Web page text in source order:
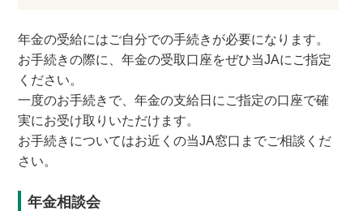
年金の受給にはご自分での手続きが必要になります。
お手続きの際に、年金の受取口座をぜひ当JAにご指定
ください。
一度のお手続きで、年金の支給日にご指定の口座で確
実にお受け取りいただけます。
お手続きについてはお近くの当JA窓口までご相談くだ
さい。
年金相談会